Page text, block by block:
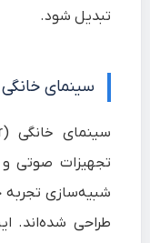
تبدیل شود.
سینمای
تجهیزات صوتی
شبیه‌سازی
طراحی شده‌اند.